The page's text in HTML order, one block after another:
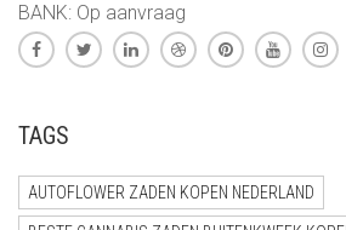
BANK: Op aanvraag
TAGS
AUTOFLOWER ZADEN KOPEN NEDERLAND